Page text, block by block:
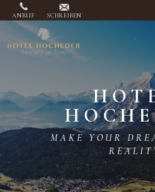
ANRUF SCHREIBEN
MAKE YOUR